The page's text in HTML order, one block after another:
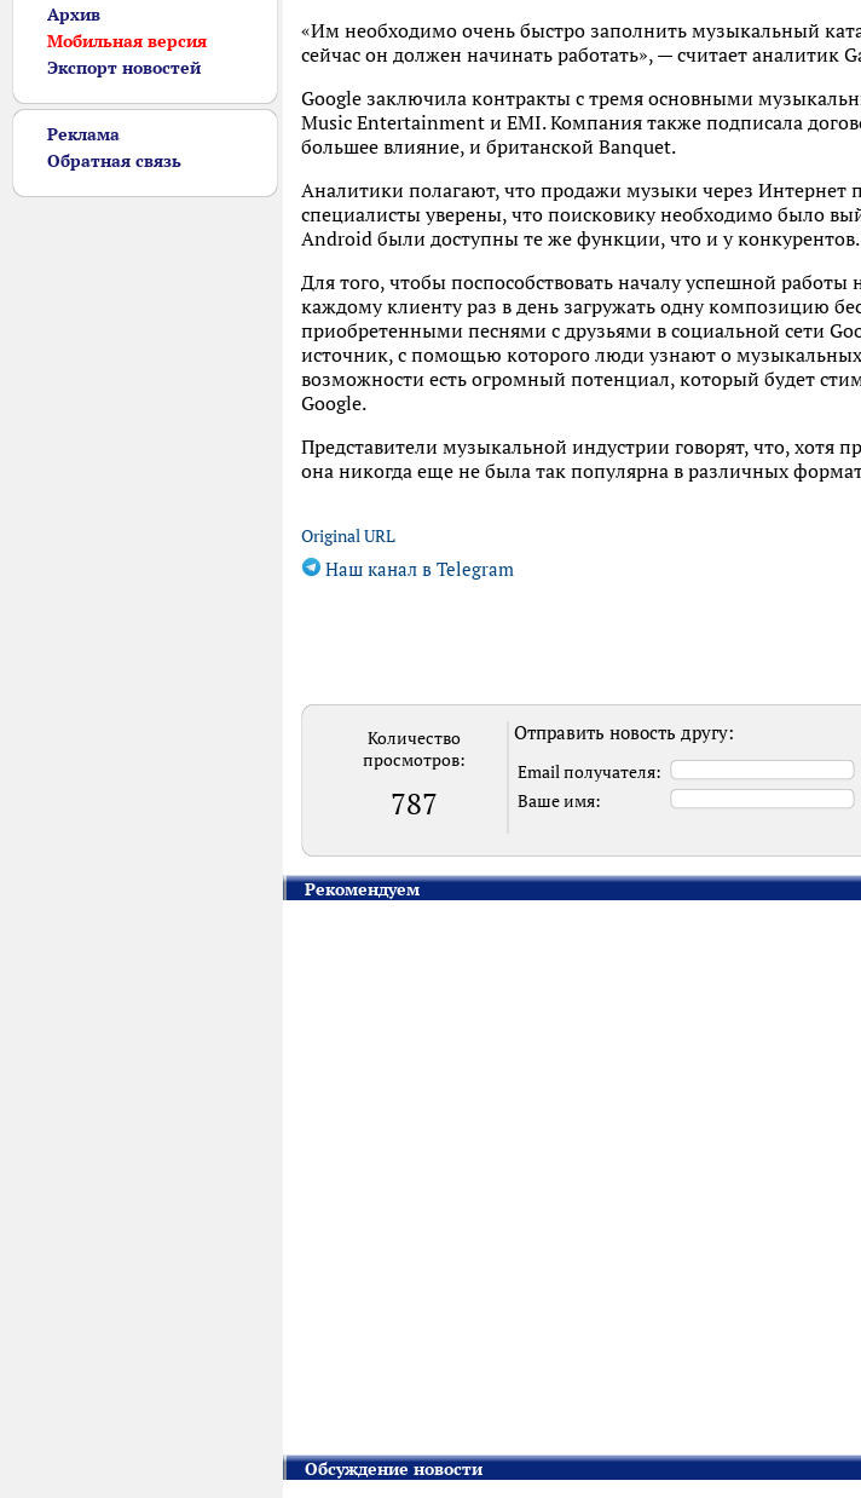
Архив
Мобильная версия
Экспорт новостей
Реклама
Обратная связь
«Им необходимо очень быстро заполнить музыкальный
сейчас он должен начинать работать», — считает аналитик
Google заключила контракты с тремя основными
Music Entertainment и EMI. Компания также подписала
большее влияние, и британской Banquet.
Аналитики полагают, что продажи музыки через Интернет
специалисты уверены, что поисковику необходимо было
Android были доступны те же функции, что и у конкурентов.
Для того, чтобы поспособствовать началу успешной
каждому клиенту раз в день загружать одну композицию
приобретенными песнями с друзьями в социальной сети
источник, с помощью которого люди узнают о
возможности есть огромный потенциал, который будет
Google.
Представители музыкальной индустрии говорят, что,
она никогда еще не была так популярна в различных
Original URL
Наш канал в Telegram
Количество
просмотров:
787
Отправить новость другу:
Email получателя:
Ваше имя:
Рекомендуем
Обсуждение новости